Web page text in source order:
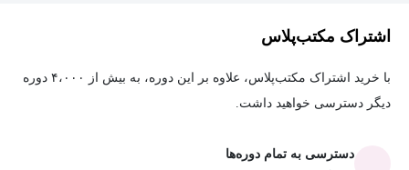
اشتراک مکتب‌پلاس
با خرید اشتراک مکتب‌پلاس، علاوه بر این دوره، به بیش از ۴،۰۰۰ دوره
دیگر دسترسی خواهید داشت.
دسترسی به تمام دوره‌ها